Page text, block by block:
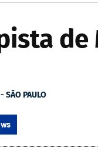
de
SÃO PAULO